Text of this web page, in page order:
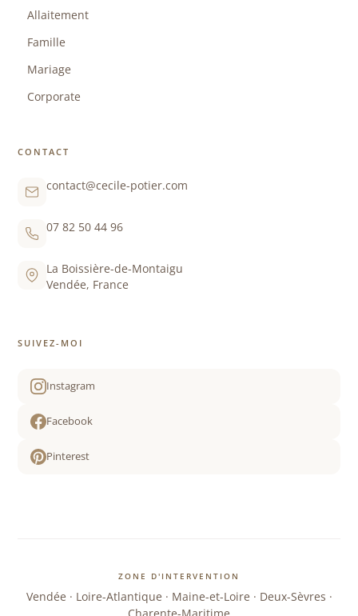
Allaitement
Famille
Mariage
Corporate
CONTACT
contact@cecile-potier.com
07 82 50 44 96
La Boissière-de-Montaigu
Vendée, France
SUIVEZ-MOI
Instagram
Facebook
Pinterest
ZONE D'INTERVENTION
Vendée · Loire-Atlantique · Maine-et-Loire · Deux-Sèvres ·